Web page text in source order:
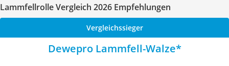
Lammfellrolle Vergleich 2026 Empfehlungen
Vergleichssieger
Dewepro Lammfell-Walze